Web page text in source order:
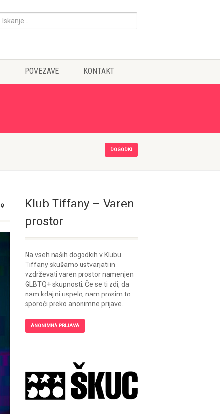
POVEZAVE KONTAKT
DOGODKI
Klub Tiffany – Varen
prostor
Na vseh naših dogodkih v Klubu
Tiffany skušamo ustvarjati in
vzdrževati varen prostor namenjen
GLBTQ+ skupnosti. Če se ti zdi, da
nam kdaj ni uspelo, nam prosim to
sporoči preko anonimne prijave.
ANONIMNA PRIJAVA